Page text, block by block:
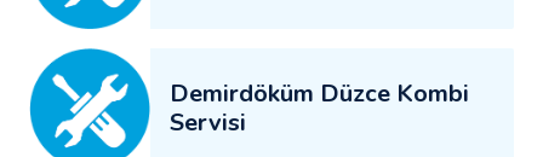
Demirdöküm Düzce Kombi
Servisi